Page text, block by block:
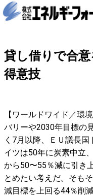
貸し借りで合
得意技
【ワールドワイド／環
バリーや2030年目標の
く7月以降、ＥＵ議長
イツは50年に炭素中立
から50〜55％減に引き
とめたい考えだ。そも
減目標を上回る44％削